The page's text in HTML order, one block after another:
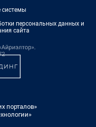
системы
персональных данных и
сайта
порталов»